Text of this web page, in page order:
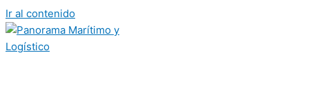
Ir al contenido